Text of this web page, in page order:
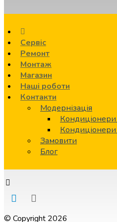
Сервіс
Ремонт
Монтаж
Магазин
Наші роботи
Контакти
Модернізація
Кондиціонери
Кондиціонери
Замовити
Блог
© Copyright 2026